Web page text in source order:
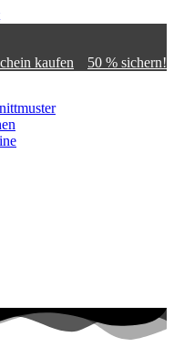
kaufen
50 % sichern!